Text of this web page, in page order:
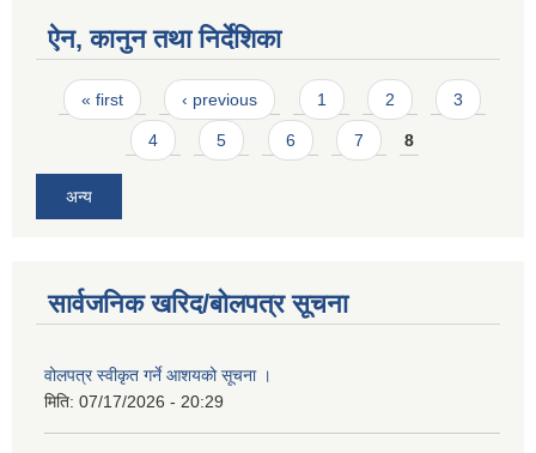
ऐन, कानुन तथा निर्देशिका
Pages
« first ‹ previous 1 2 3
4 5 6 7 8
अन्य
सार्वजनिक खरिद/बोलपत्र सूचना
वोलपत्र स्वीकृत गर्ने आशयको सूचना ।
मिति: 07/17/2026 - 20:29